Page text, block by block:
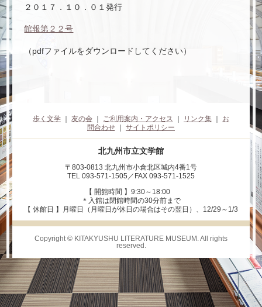
２０１７．１０．０１発行
館報第２２号
（pdfファイルをダウンロードしてください）
歩く文学 友の会 ご利用案内・アクセス リンク集
お
問合わせ
サイトポリシー
北九州市立文学館
〒803-0813 北九州市小倉北区城内4番1号
TEL 093-571-1505／FAX 093-571-1525
【 開館時間 】9:30～18:00
＊入館は閉館時間の30分前まで
【 休館日 】月曜日（月曜日が休日の場合はその翌日）、12/29～1/3
Copyright © KITAKYUSHU LITERATURE MUSEUM. All rights
reserved.